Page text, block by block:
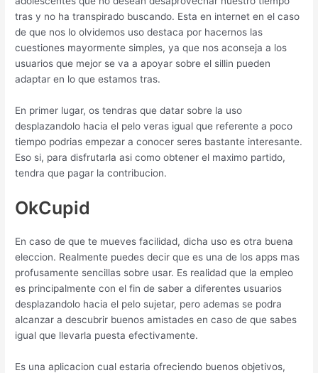
tras y no ha transpirado buscando. Esta en internet en el caso
de que nos lo olvidemos uso destaca por hacernos las
cuestiones mayormente simples, ya que nos aconseja a los
usuarios que mejor se va a apoyar sobre el silli­n pueden
adaptar en lo que estamos tras.
En primer lugar, os tendras que datar sobre la uso
desplazandolo hacia el pelo veras igual que referente a poco
tiempo podrias empezar a conocer seres bastante interesante.
Eso si, para disfrutarla asi­ como obtener el maximo partido,
tendra que pagar la contribucion.
OkCupid
En caso de que te mueves facilidad, dicha uso es otra buena
eleccion. Realmente puedes decir que es una de los apps mas
profusamente sencillas sobre usar. Es realidad que la empleo
es principalmente con el fin de saber a diferentes usuarios
desplazandolo hacia el pelo sujetar, pero ademas se podra
alcanzar a descubrir buenos amistades en caso de que sabes
igual que llevarla puesta efectivamente.
Es una aplicacion cual estaria ofreciendo buenos objetivos,